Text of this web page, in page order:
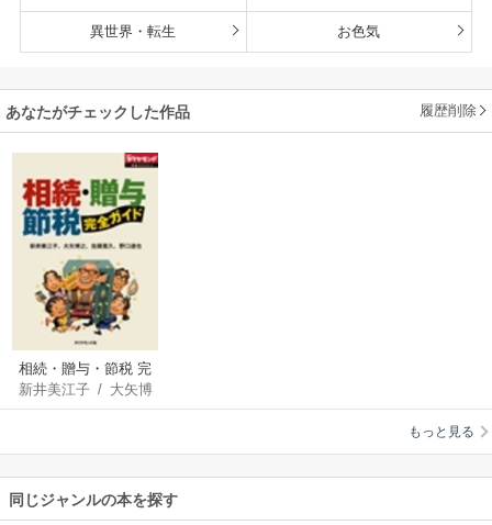
異世界・転生 お色気
あなたがチェックした作品 履歴削除
相続・贈与・節税 完
全ガイド
新井美江子/ 大矢博
之/佐藤寛久/野口
ンド編集部
もっと見る
同じジャンルの本を探す